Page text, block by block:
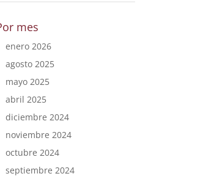
mes
enero 2026
agosto 2025
mayo 2025
abril 2025
diciembre 2024
noviembre 2024
octubre 2024
septiembre 2024